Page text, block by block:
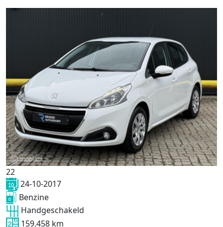
22
24-10-2017
Benzine
Handgeschakeld
159.458 km